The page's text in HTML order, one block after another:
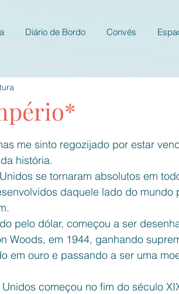
Diário de Bordo Convés
me sinto regozijado por estar
história.
se tornaram absolutos em
daquele lado do mundo
pelo dólar, começou a ser
Woods, em 1944, ganhando
em ouro e passando a ser uma
começou no fim do século